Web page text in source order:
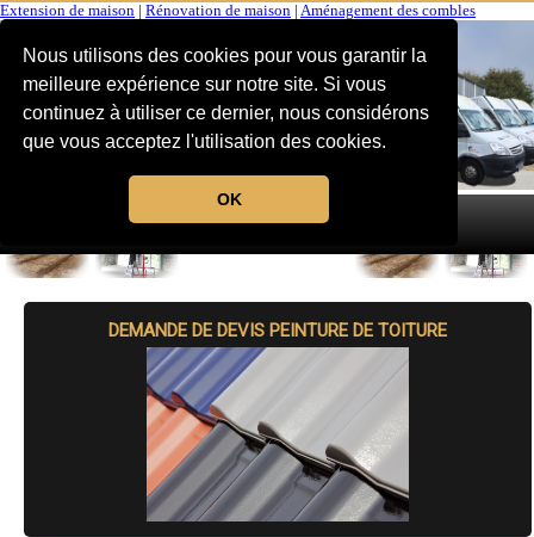
Nous utilisons des cookies pour vous garantir la
meilleure expérience sur notre site. Si vous
continuez à utiliser ce dernier, nous considérons
que vous acceptez l'utilisation des cookies.
OK
Extension de maison Rénovation de maison Aménagement des combles
MENU
DEMANDE DE DEVIS PEINTURE DE TOITURE